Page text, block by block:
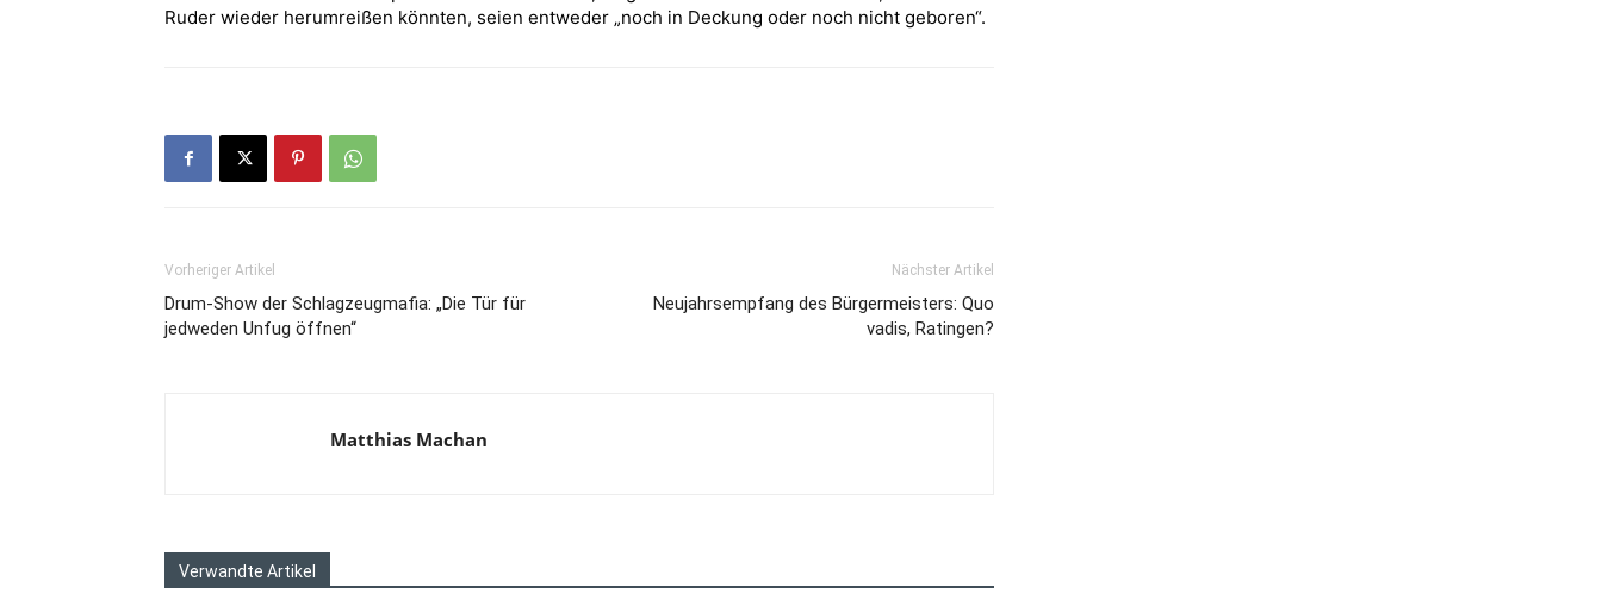
Ruder wieder herumreißen könnten, seien entweder „noch in Deckung oder noch nicht geboren“.
Vorheriger Artikel
Drum-Show der Schlagzeugmafia: „Die Tür für
jedweden Unfug öffnen“
Nächster Artikel
Neujahrsempfang des Bürgermeisters: Quo
vadis, Ratingen?
Matthias Machan
Verwandte Artikel